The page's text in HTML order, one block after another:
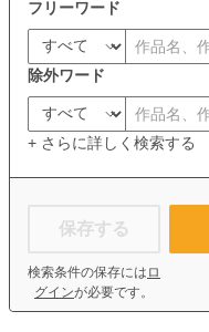
フリーワード
除外ワード
+ さらに詳しく検索する
保存する
検索条件の保存には ロ
グインが必要です。